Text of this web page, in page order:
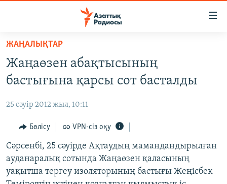
Skip
main
content
to
Navigation
Skip
to
Search
САЯСАТ
ҚАҢТАР ОҚИҒАСЫ
АДАМ ҚҰҚЫҚТАРЫ
ӘЛЕУМЕТ
ӘЛЕМ
ЖАҢАЛЫҚТАР
Жаңаөзен абақтысының
бастығына қарсы сот басталды
25 сәуір 2012 жыл, 10:11
Бөлісу VPN-сіз оқу
Сәрсенбі, 25 сәуірде Ақтаудың мамандандырылған
ауданаралық сотында Жаңаөзен қаласының
уақытша тергеу изоляторының бастығы Жеңісбек